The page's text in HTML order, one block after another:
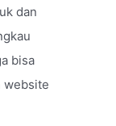
dan
bisa
website